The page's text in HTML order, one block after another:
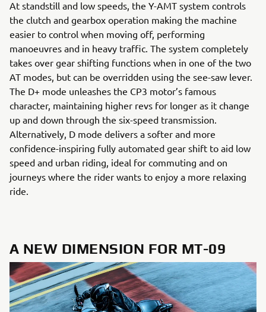
At standstill and low speeds, the Y-AMT system controls
the clutch and gearbox operation making the machine
easier to control when moving off, performing
manoeuvres and in heavy traffic. The system completely
takes over gear shifting functions when in one of the two
AT modes, but can be overridden using the see-saw lever.
The D+ mode unleashes the CP3 motor’s famous
character, maintaining higher revs for longer as it change
up and down through the six-speed transmission.
Alternatively, D mode delivers a softer and more
confidence-inspiring fully automated gear shift to aid low
speed and urban riding, ideal for commuting and on
journeys where the rider wants to enjoy a more relaxing
ride.
A NEW DIMENSION FOR MT-09